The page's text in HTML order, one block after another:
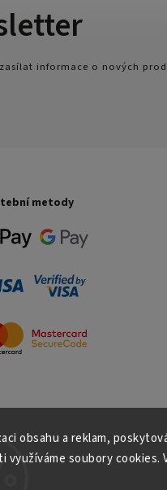
obsahu a reklam,
využíváme soubory cookies.
informace o nových
metody